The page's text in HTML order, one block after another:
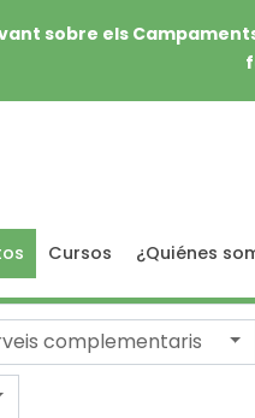
sobre els
Cursos ¿Quiénes
complementaris